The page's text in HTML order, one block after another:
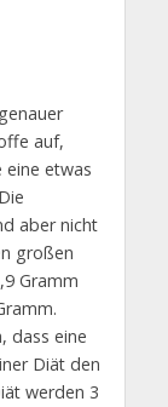
auf,
eine etwas
aber nicht
großen
Gramm
dass eine
Diät den
werden 3